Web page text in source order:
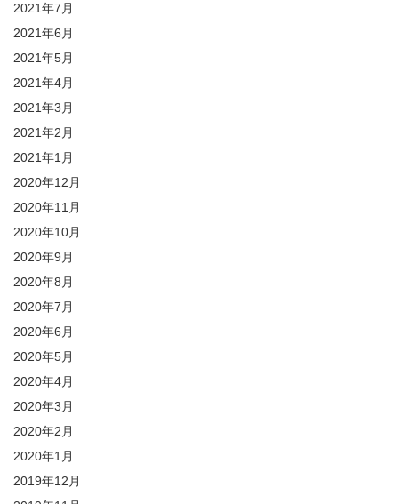
2021年7月
2021年6月
2021年5月
2021年4月
2021年3月
2021年2月
2021年1月
2020年12月
2020年11月
2020年10月
2020年9月
2020年8月
2020年7月
2020年6月
2020年5月
2020年4月
2020年3月
2020年2月
2020年1月
2019年12月